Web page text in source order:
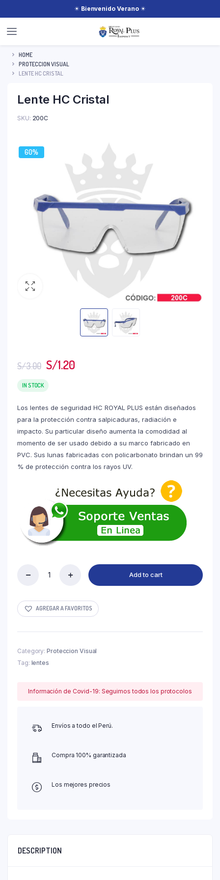
☀ Bienvenido Verano ☀
HOME
PROTECCION VISUAL
LENTE HC CRISTAL
Lente HC Cristal
SKU: 200C
60%
S/3.00 S/1.20
IN STOCK
Los lentes de seguridad HC ROYAL PLUS están diseñados
para la protección contra salpicaduras, radiación e
impacto. Su particular diseño aumenta la comodidad al
momento de ser usado debido a su marco fabricado en
PVC. Sus lunas fabricadas con policarbonato brindan un 99
% de protección contra los rayos UV.
quantity
Add to cart
AGREGAR A FAVORITOS
Category: Proteccion Visual
Tag: lentes
Información de Covid-19: Seguimos todos los protocolos
Envíos a todo el Perú.
Compra 100% garantizada
Los mejores precios
DESCRIPTION